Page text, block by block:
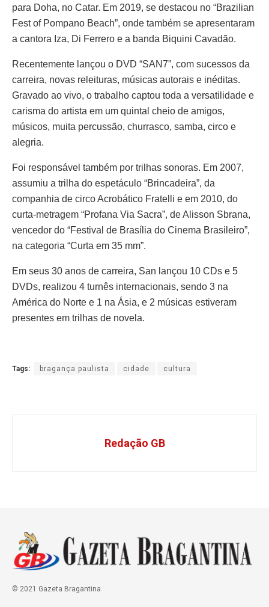
para Doha, no Catar. Em 2019, se destacou no “Brazilian
Fest of Pompano Beach”, onde também se apresentaram
a cantora Iza, Di Ferrero e a banda Biquini Cavadão.
Recentemente lançou o DVD “SAN7”, com sucessos da
carreira, novas releituras, músicas autorais e inéditas.
Gravado ao vivo, o trabalho captou toda a versatilidade e
carisma do artista em um quintal cheio de amigos,
músicos, muita percussão, churrasco, samba, circo e
alegria.
Foi responsável também por trilhas sonoras. Em 2007,
assumiu a trilha do espetáculo “Brincadeira”, da
companhia de circo Acrobático Fratelli e em 2010, do
curta-metragem “Profana Via Sacra”, de Alisson Sbrana,
vencedor do “Festival de Brasília do Cinema Brasileiro”,
na categoria “Curta em 35 mm”.
Em seus 30 anos de carreira, San lançou 10 CDs e 5
DVDs, realizou 4 turnês internacionais, sendo 3 na
América do Norte e 1 na Ásia, e 2 músicas estiveram
presentes em trilhas de novela.
Tags: bragança paulista cidade cultura
Redação GB
© 2021 Gazeta Bragantina